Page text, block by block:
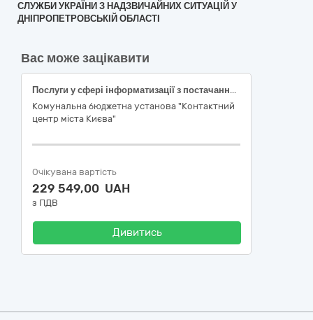
СЛУЖБИ УКРАЇНИ З НАДЗВИЧАЙНИХ СИТУАЦІЙ У
ДНІПРОПЕТРОВСЬКІЙ ОБЛАСТІ
Вас може зацікавити
Послуги у сфері інформатизації з постачання підписки FortiGate- 200F 1 Year Unified Threat Protection (UTP)
Комунальна бюджетна установа "Контактний
центр міста Києва"
Очікувана вартість
229 549,00 UAH
з ПДВ
Дивитись